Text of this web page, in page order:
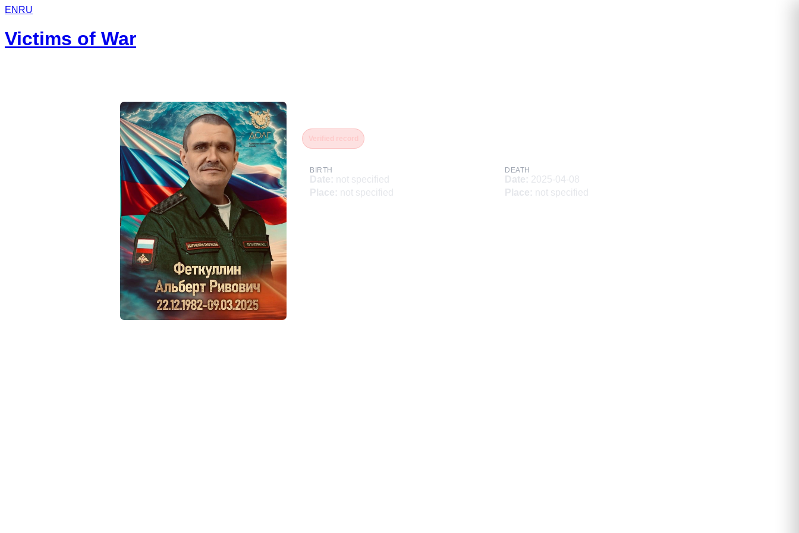
EN RU
Victims of War
BIRTH
Date: not specified
Place: not specified
DEATH
Date: 2025-04-08
Place: not specified